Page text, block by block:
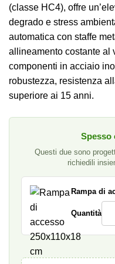
(classe HC4), offre
degrado e stress
automatica con staffe
allineamento costante al
componenti in acciaio
robustezza, resistenza
superiore ai 15 anni.
Spesso
Questi due sono
richiedili
Rampa di
Quantità